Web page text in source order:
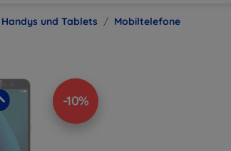
Handys und Tablets Mobiltelefone
-10%